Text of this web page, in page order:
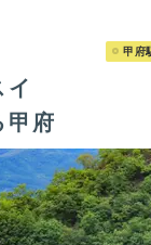
甲府
甲府